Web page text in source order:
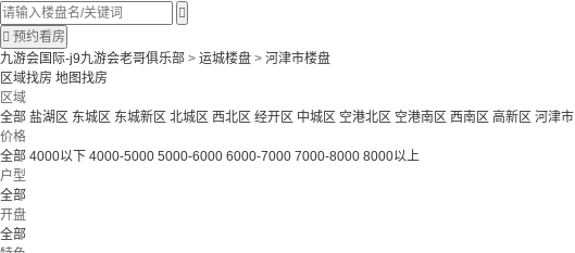

 预约看房
九游会国际-j9九游会老哥俱乐部 > 运城楼盘 > 河津市楼盘
区域找房 地图找房
区域
全部 盐湖区 东城区 东城新区 北城区 西北区 经开区 中城区 空港北区 空港南区 西南区 高新区 河津市
价格
全部 4000以下 4000-5000 5000-6000 6000-7000 7000-8000 8000以上
户型
全部
开盘
全部